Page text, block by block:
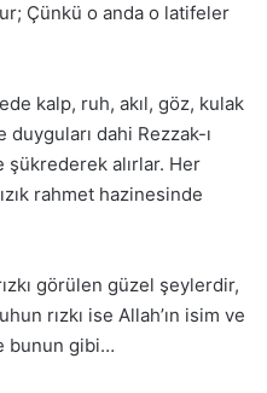
Çünkü o anda o latifeler
kalp, ruh, akıl, göz, kulak
dahi Rezzak-ı
şükrederek alırlar. Her
rahmet hazinesinde
görülen güzel şeylerdir,
rızkı ise Allah’ın isim ve
bunun gibi…